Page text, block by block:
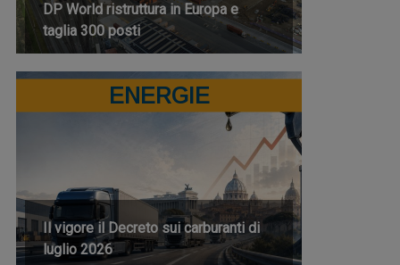
DP World ristruttura in Europa e
taglia 300 posti
ENERGIE
Il vigore il Decreto sui carburanti di
luglio 2026